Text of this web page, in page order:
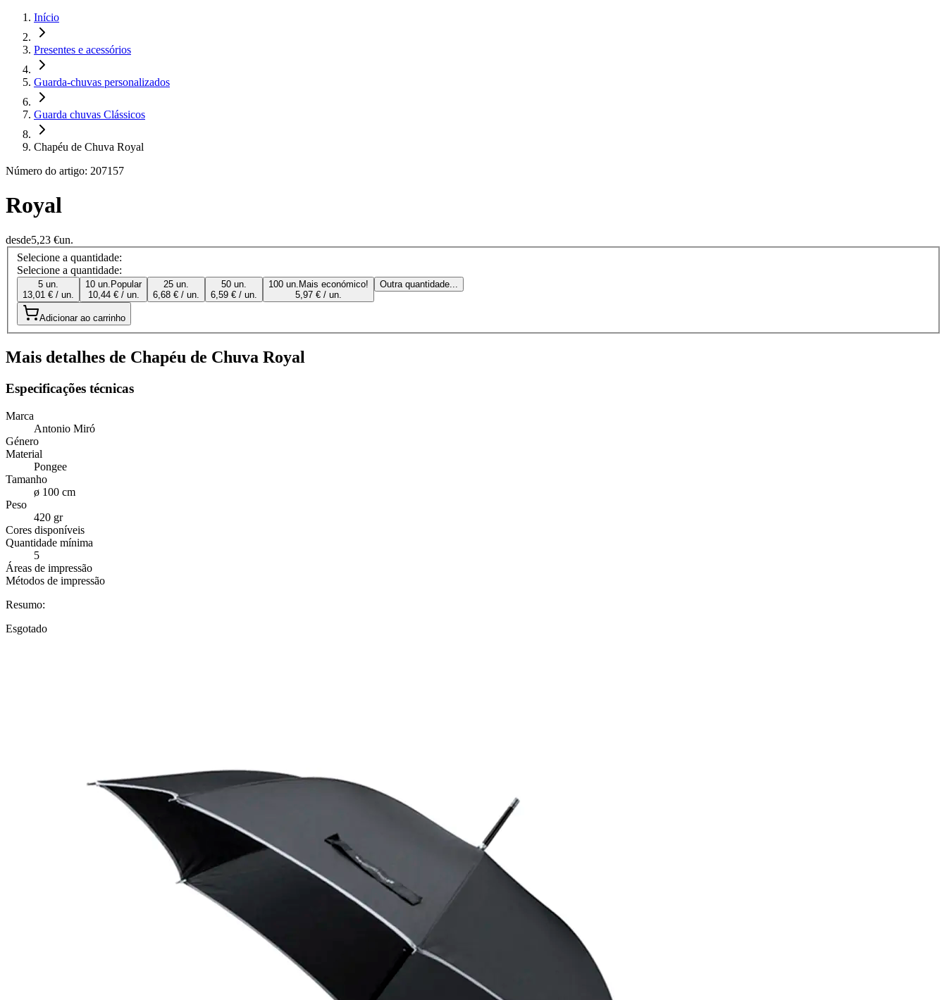
Início
Presentes e acessórios
Guarda-chuvas personalizados
Guarda chuvas Clássicos
Chapéu de Chuva Royal
Número do artigo: 207157
Royal
desde5,23 €un.
Selecione a quantidade:
Selecione a quantidade:
5 un.
13,01 € / un.
10 un. Popular
10,44 € / un.
25 un.
6,68 € / un.
50 un.
6,59 € / un.
100 un. Mais económico!
5,97 € / un.
Outra quantidade...
Adicionar ao carrinho
Mais detalhes de Chapéu de Chuva Royal
Especificações técnicas
Marca
Antonio Miró
Género
Material
Pongee
Tamanho
ø 100 cm
Peso
420 gr
Cores disponíveis
Quantidade mínima
5
Áreas de impressão
Métodos de impressão
Resumo:
Esgotado